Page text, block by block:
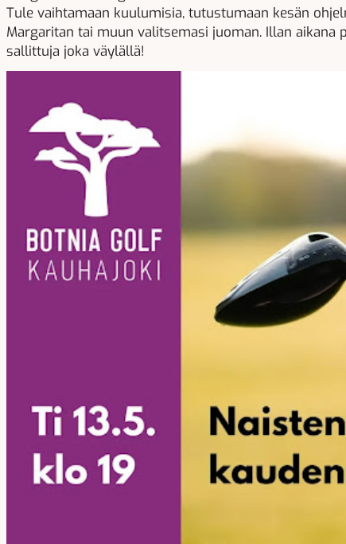
Tule vaihtamaan kuulumisia, tutustumaan kesän
Margaritan tai muun valitsemasi juoman. Illan
sallittuja joka väylällä!